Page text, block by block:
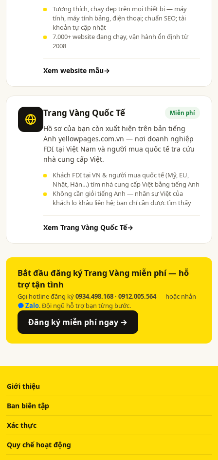
Tương thích, chạy đẹp trên mọi thiết bị — máy
tính, máy tính bảng, điện thoại; chuẩn SEO; tài
khoản tự cập nhật
7.000+ website đang chạy, vận hành ổn định từ
2008
Xem website mẫu→
Trang Vàng Quốc Tế Miễn phí
Hồ sơ của bạn còn xuất hiện trên bản tiếng
Anh yellowpages.com.vn — nơi doanh nghiệp
FDI tại Việt Nam và người mua quốc tế tra cứu
nhà cung cấp Việt.
Khách FDI tại VN & người mua quốc tế (Mỹ, EU,
Nhật, Hàn…) tìm nhà cung cấp Việt bằng tiếng Anh
Không cần giỏi tiếng Anh — nhân sự Việt của
khách lo khâu liên hệ; bạn chỉ cần được tìm thấy
Xem Trang Vàng Quốc Tế→
Bắt đầu đăng ký Trang Vàng miễn phí — hỗ
trợ tận tình
Gọi hotline đăng ký0934.498.168 · 0912.005.564— hoặc nhắn
Zalo. Đội ngũ hỗ trợ bạn từng bước.
Đăng ký miễn phí ngay →
Giới thiệu
Ban biên tập
Xác thực
Quy chế hoạt động